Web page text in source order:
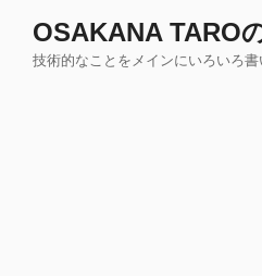
OSAKANA TARO
技術的なことをメインにいろいろ